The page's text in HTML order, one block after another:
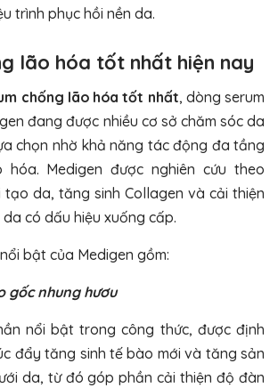
trình phục hồi nền da.
lão hóa tốt nhất hiện nay
chống lão hóa tốt nhất, dòng serum
đang được nhiều cơ sở chăm sóc da
chọn nhờ khả năng tác động đa tầng
Medigen được nghiên cứu theo
da, tăng sinh Collagen và cải thiện
có dấu hiệu xuống cấp.
bật của Medigen gồm:
gốc nhung hươu
nổi bật trong công thức, được định
đẩy tăng sinh tế bào mới và tăng sản
da, từ đó góp phần cải thiện độ đàn